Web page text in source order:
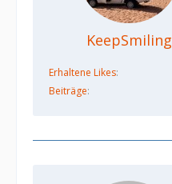
KeepSmiling
Erhaltene Likes
Beiträge